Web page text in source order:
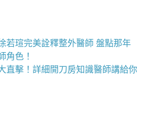
若瑄完美詮釋整外醫師 盤點那年
角色！
直擊！詳細開刀房知識醫師講給你